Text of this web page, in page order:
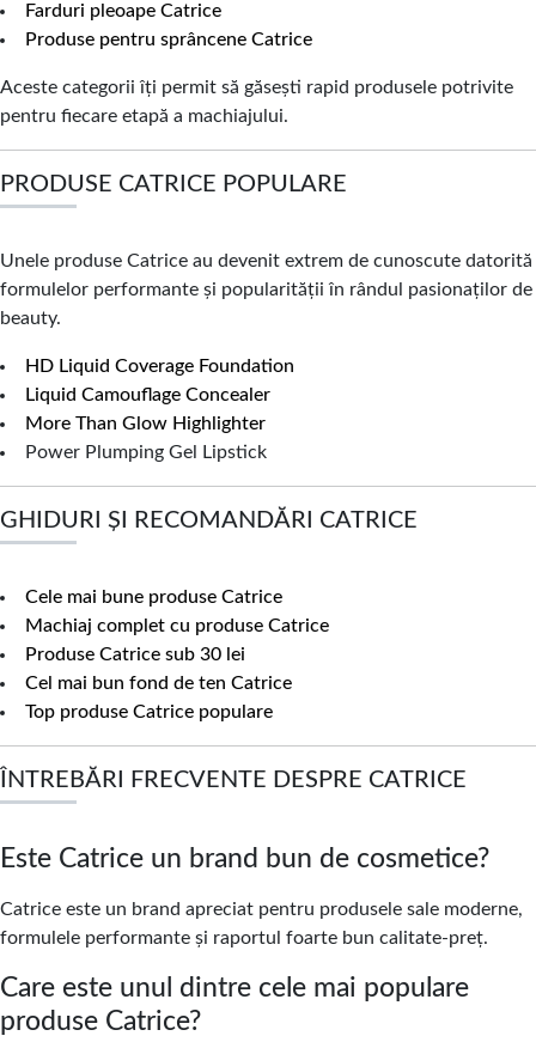
Farduri pleoape Catrice
Produse pentru sprâncene Catrice
Aceste categorii îți permit să găsești rapid produsele potrivite
pentru fiecare etapă a machiajului.
PRODUSE CATRICE POPULARE
Unele produse Catrice au devenit extrem de cunoscute datorită
formulelor performante și popularității în rândul pasionaților de
beauty.
HD Liquid Coverage Foundation
Liquid Camouflage Concealer
More Than Glow Highlighter
Power Plumping Gel Lipstick
GHIDURI ȘI RECOMANDĂRI CATRICE
Cele mai bune produse Catrice
Machiaj complet cu produse Catrice
Produse Catrice sub 30 lei
Cel mai bun fond de ten Catrice
Top produse Catrice populare
ÎNTREBĂRI FRECVENTE DESPRE CATRICE
Este Catrice un brand bun de cosmetice?
Catrice este un brand apreciat pentru produsele sale moderne,
formulele performante și raportul foarte bun calitate-preț.
Care este unul dintre cele mai populare
produse Catrice?